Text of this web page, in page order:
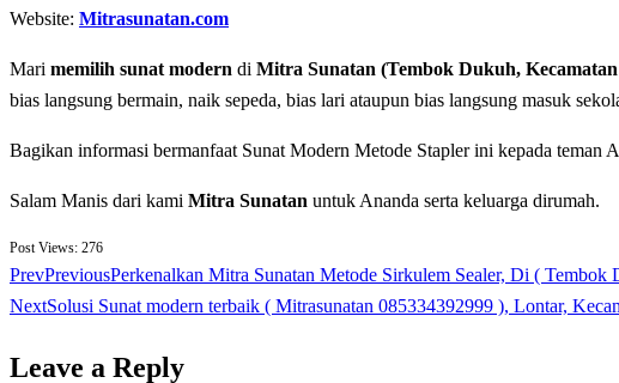
Website: Mitrasunatan.com
Mari memilih sunat modern di Mitra Sunatan (Tembok Dukuh,
bias langsung bermain, naik sepeda, bias lari ataupun bias langsung masuk
Bagikan informasi bermanfaat Sunat Modern Metode Stapler ini kepada teman
Salam Manis dari kami Mitra Sunatan untuk Ananda serta keluarga dirumah.
Post Views: 276
PrevPreviousPerkenalkan Mitra Sunatan Metode Sirkulem Sealer, Di ( Tembok
NextSolusi Sunat modern terbaik ( Mitrasunatan 085334392999 ), Lontar,
Leave a Reply